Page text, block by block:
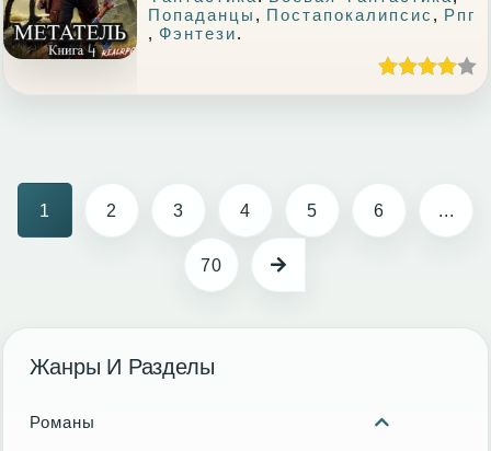
Попаданцы , Постапокалипсис , Рпг
, Фэнтези.
1 2 3 4 5 6 ...
70
Жанры И Разделы
Романы